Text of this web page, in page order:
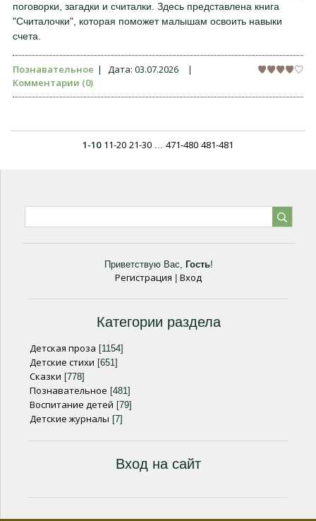
поговорки, загадки и считалки. Здесь представлена книга
"Считалочки", которая поможет малышам освоить навыки
счета.
Познавательное | Дата: 03.07.2026
|
Комментарии (0)
1-10 11-20 21-30 ... 471-480 481-481
Приветствую Вас, Гость!
Регистрация Вход
Категории раздела
Детская проза [1154]
Детские стихи [651]
Сказки [778]
Познавательное [481]
Воспитание детей [79]
Детские журналы [7]
Вход на сайт